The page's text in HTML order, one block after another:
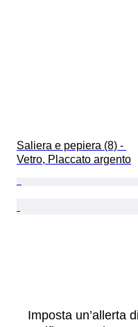
Saliera e pepiera (8) -
Vetro, Placcato argento
Imposta un’allerta